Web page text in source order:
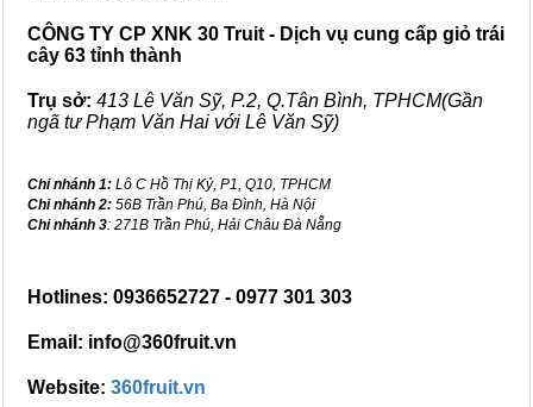
CÔNG TY CP XNK 30 Truit - Dịch vụ cung cấp giỏ trái
cây 63 tỉnh thành
Trụ sở: 413 Lê Văn Sỹ, P.2, Q.Tân Bình, TPHCM(Gần
ngã tư Phạm Văn Hai với Lê Văn Sỹ)
Chi nhánh 1: Lô C Hồ Thị Kỷ, P1, Q10, TPHCM
Chi nhánh 2: 56B Trần Phú, Ba Đình, Hà Nội
Chi nhánh 3: 271B Trần Phú, Hải Châu Đà Nẵng
Hotlines: 0936652727 - 0977 301 303
Email: info@360fruit.vn
Website: 360fruit.vn